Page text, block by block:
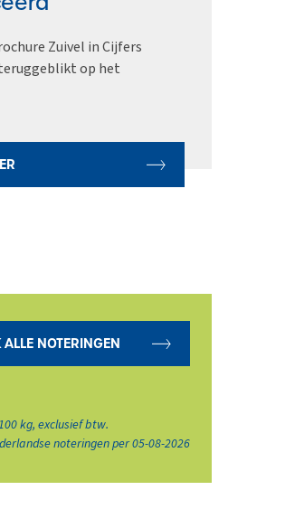
Zuivel in Cijfers
op het
ALLE NOTERINGEN
kg, exclusief btw.
noteringen per 05-08-2026